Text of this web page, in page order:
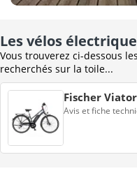
Les vélos
Vous trouverez ci-dessous
recherchés sur la toile...
Fischer
Avis et fiche